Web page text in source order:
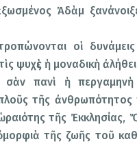
Ἀδὰμ
οἱ
ψυχὲς ἡ μοναδικὴ
σὰν πανὶ ἡ
τῆς ἀνθρωπότητος
τῆς Ἐκκλησίας,
τῆς ζωῆς τοῦ